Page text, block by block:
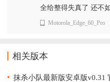
全给整得失真了 还不
Motorola_Edge_60_Pro
相关版本
抹杀小队最新版安卓版v0.31